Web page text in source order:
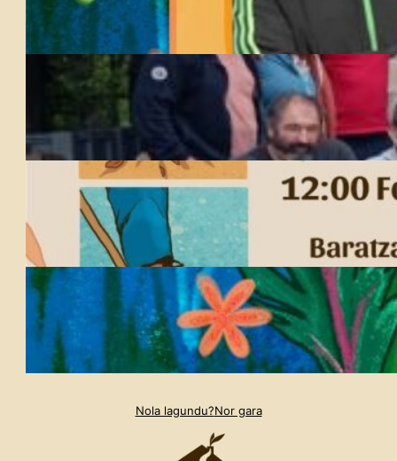
Nola lagundu?Nor gara